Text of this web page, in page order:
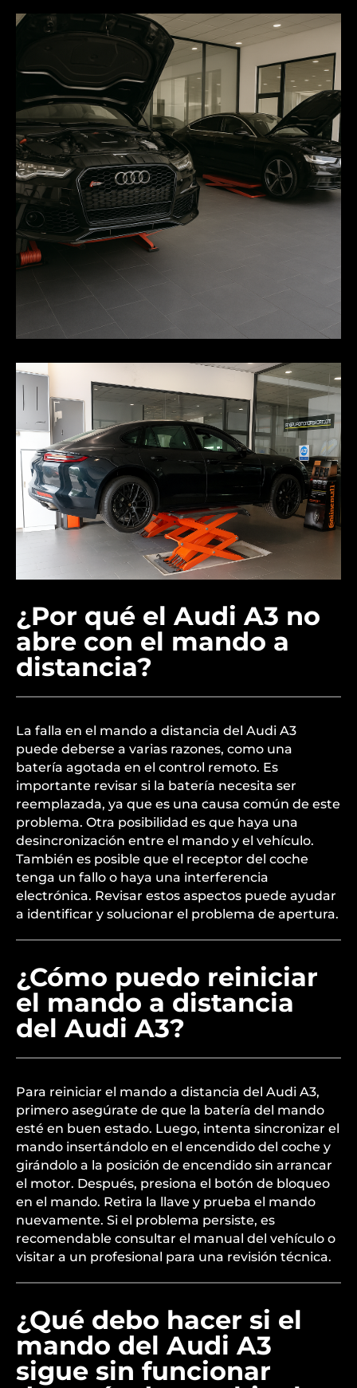
¿Por qué el Audi A3 no
abre con el mando a
distancia?
La falla en el mando a distancia del Audi A3
puede deberse a varias razones, como una
batería agotada en el control remoto. Es
importante revisar si la batería necesita ser
reemplazada, ya que es una causa común de este
problema. Otra posibilidad es que haya una
desincronización entre el mando y el vehículo.
También es posible que el receptor del coche
tenga un fallo o haya una interferencia
electrónica. Revisar estos aspectos puede ayudar
a identificar y solucionar el problema de apertura.
¿Cómo puedo reiniciar
el mando a distancia
del Audi A3?
Para reiniciar el mando a distancia del Audi A3,
primero asegúrate de que la batería del mando
esté en buen estado. Luego, intenta sincronizar el
mando insertándolo en el encendido del coche y
girándolo a la posición de encendido sin arrancar
el motor. Después, presiona el botón de bloqueo
en el mando. Retira la llave y prueba el mando
nuevamente. Si el problema persiste, es
recomendable consultar el manual del vehículo o
visitar a un profesional para una revisión técnica.
¿Qué debo hacer si el
mando del Audi A3
sigue sin funcionar